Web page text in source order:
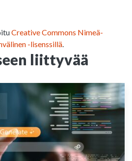
Creative Commons Nimeä-
-lisenssillä
liittyvää